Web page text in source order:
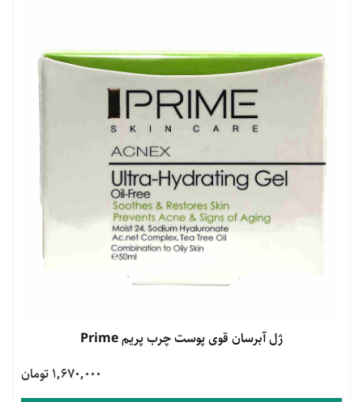
مشاهده محصولژل آبرسان قوی پوست چرب پریم Prime
1,670,000 تومان